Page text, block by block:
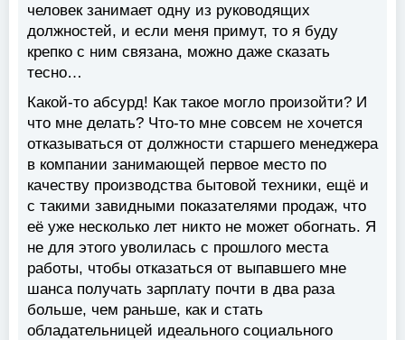
человек занимает одну из руководящих
должностей, и если меня примут, то я буду
крепко с ним связана, можно даже сказать
тесно…
Какой-то абсурд! Как такое могло произойти? И
что мне делать? Что-то мне совсем не хочется
отказываться от должности старшего менеджера
в компании занимающей первое место по
качеству производства бытовой техники, ещё и
с такими завидными показателями продаж, что
её уже несколько лет никто не может обогнать. Я
не для этого уволилась с прошлого места
работы, чтобы отказаться от выпавшего мне
шанса получать зарплату почти в два раза
больше, чем раньше, как и стать
обладательницей идеального социального